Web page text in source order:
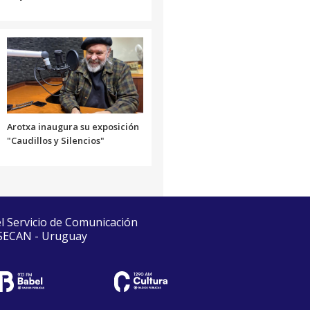
Arotxa inaugura su exposición
"Caudillos y Silencios"
de Comunicación
- Uruguay